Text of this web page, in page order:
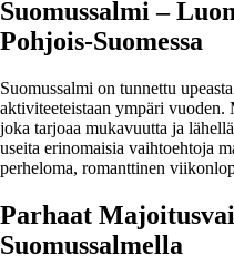
Suomussalmi –
Pohjois-Suomessa
Suomussalmi on tunnettu
aktiviteeteistaan ympäri vuoden.
joka tarjoaa mukavuutta ja
useita erinomaisia vaihtoehtoja
perheloma, romanttinen
Parhaat
Suomussalmella